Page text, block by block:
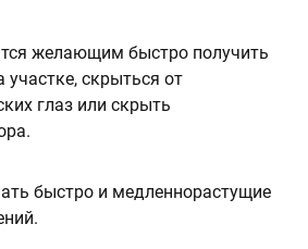
желающим быстро получить
участке, скрыться от
глаз или скрыть
быстро и медленнорастущие